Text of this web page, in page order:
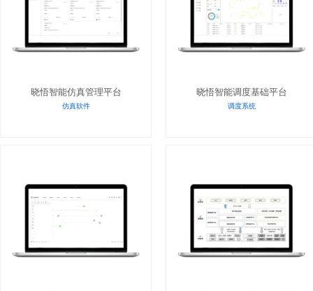
晓悟智能仿真管理平台
仿真软件
晓悟智能调度基础平台
调度系统